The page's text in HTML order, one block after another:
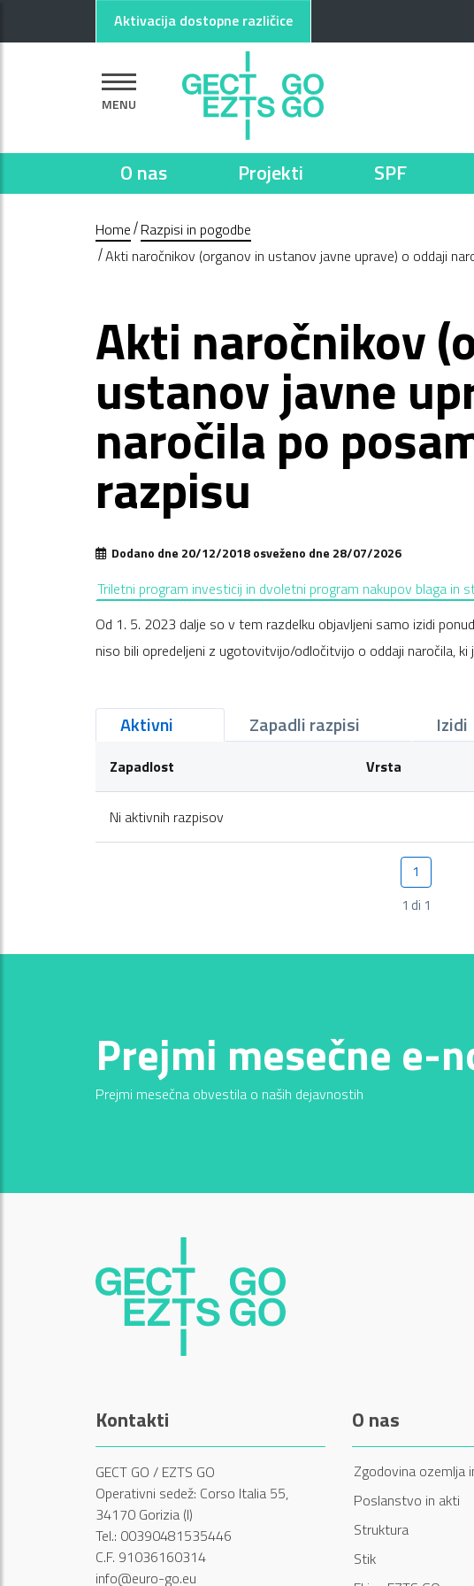
Aktivacija dostopne različice
MENU
O nas Projekti SPF
Home Razpisi in pogodbe
Akti naročnikov (organov in ustanov javne uprave) o oddaji
Akti naročnikov
ustanov javne
naročila po
razpisu
Dodano dne 20/12/2018 osveženo dne 28/07/2026
Triletni program investicij in dvoletni program nakupov blaga in
Od 1. 5. 2023 dalje so v tem razdelku objavljeni samo izidi
niso bili opredeljeni z ugotovitvijo/odločitvijo o oddaji naročila, ki
Aktivni Zapadli razpisi Izidi
Zapadlost Vrsta
Ni aktivnih razpisov
1
Pagina
1 di 1
Prejmi mesečne e-
Prejmi mesečna obvestila o naših dejavnostih
Kontakti
GECT GO / EZTS GO
Operativni sedež: Corso Italia 55,
34170 Gorizia (I)
Tel.: 00390481535446
C.F. 91036160314
info@euro-go.eu
O nas
Zgodovina ozemlja
Poslanstvo in akti
Struktura
Stik